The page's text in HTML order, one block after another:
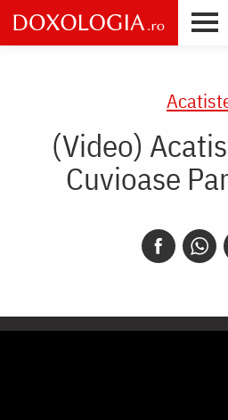
Skip
to
main
(Video)
Cuvioase